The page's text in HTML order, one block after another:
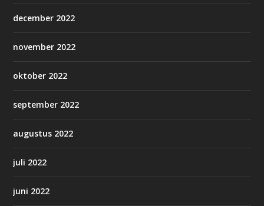
december 2022
november 2022
oktober 2022
september 2022
augustus 2022
juli 2022
juni 2022